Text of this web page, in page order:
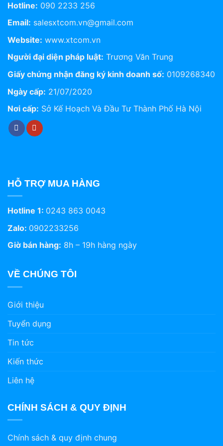
Hotline: 090 2233 256
Email: salesxtcom.vn@gmail.com
Website: www.xtcom.vn
Người đại diện pháp luật: Trương Văn Trung
Giấy chứng nhận đăng ký kinh doanh số: 0109268340
Ngày cấp: 21/07/2020
Nơi cấp: Sở Kế Hoạch Và Đầu Tư Thành Phố Hà Nội
HỖ TRỢ MUA HÀNG
Hotline 1: 0243 863 0043
Zalo: 0902233256
Giờ bán hàng: 8h – 19h hàng ngày
VỀ CHÚNG TÔI
Giới thiệu
Tuyển dụng
Tin tức
Kiến thức
Liên hệ
CHÍNH SÁCH & QUY ĐỊNH
Chính sách & quy định chung